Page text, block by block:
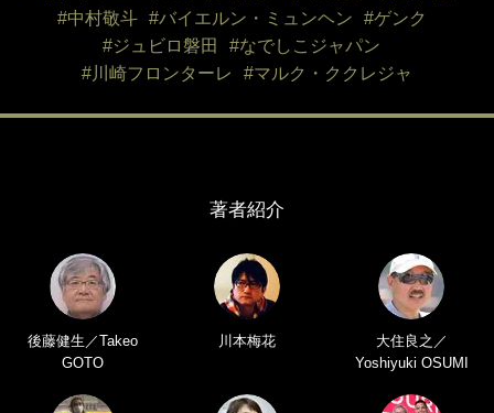
#中村敬斗
#バイエルン・ミュンヘン
#ゲンク
#ジュビロ磐田
#なでしこジャパン
#川崎フロンターレ
#マルク・ククレジャ
著者紹介
後藤健生／Takeo
GOTO
川本梅花
大住良之／
Yoshiyuki OSUMI